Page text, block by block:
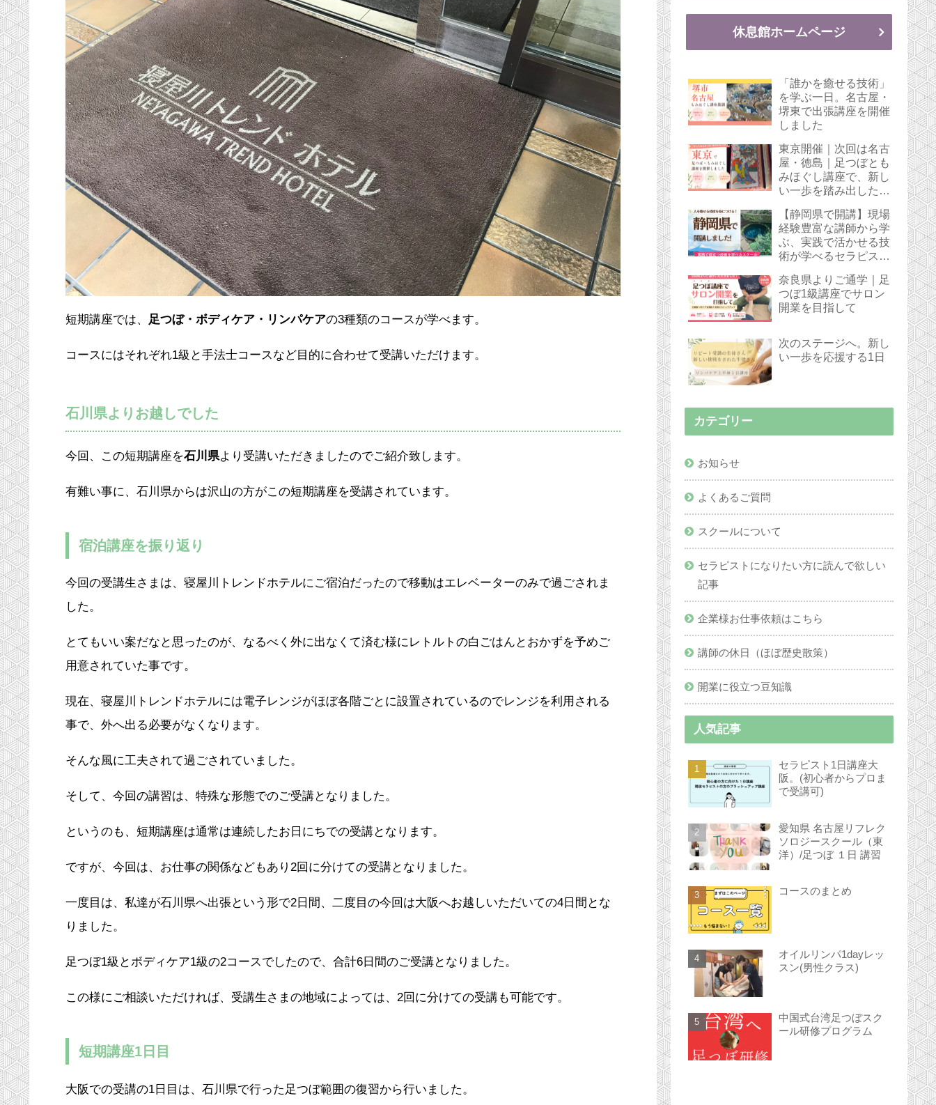
短期講座では、 足つぼ・ボディケア・リンパケアの3種類のコースが学べます。
コースにはそれぞれ1級と手法士コースなど目的に合わせて受講いただけます。
石川県よりお越しでした
今回、この短期講座を石川県より受講いただきましたのでご紹介致します。
有難い事に、石川県からは沢山の方がこの短期講座を受講されています。
宿泊講座を振り返り
今回の受講生さまは、寝屋川トレンドホテルにご宿泊だったので移動はエレベーターのみで過ごされま
した。
とてもいい案だなと思ったのが、なるべく外に出なくて済む様にレトルトの白ごはんとおかずを予めご
用意されていた事です。
現在、寝屋川トレンドホテルには電子レンジがほぼ各階ごとに設置されているのでレンジを利用される
事で、外へ出る必要がなくなります。
そんな風に工夫されて過ごされていました。
そして、今回の講習は、特殊な形態でのご受講となりました。
というのも、短期講座は通常は連続したお日にちでの受講となります。
ですが、今回は、お仕事の関係などもあり2回に分けての受講となりました。
一度目は、私達が石川県へ出張という形で2日間、二度目の今回は大阪へお越しいただいての4日間とな
りました。
足つぼ1級とボディケア1級の2コースでしたので、合計6日間のご受講となりました。
この様にご相談いただければ、受講生さまの地域によっては、2回に分けての受講も可能です。
短期講座1日目
大阪での受講の1日目は、石川県で行った足つぼ範囲の復習から行いました。
休息館ホームページ
「誰かを癒せる技術」
を学ぶ一日。名古屋・
堺東で出張講座を開催
しました
東京開催｜次回は名古
屋・徳島｜足つぼとも
みほぐし講座で、新し
い一歩を踏み出した受
【静岡県で開講】現場
経験豊富な講師から学
ぶ、実践で活かせる技
術が学べるセラピスト
奈良県よりご通学｜足
つぼ1級講座でサロン
開業を目指して
次のステージへ。新し
い一歩を応援する1日
カテゴリー
お知らせ
よくあるご質問
スクールについて
セラピストになりたい方に読んで欲しい
記事
企業様お仕事依頼はこちら
講師の休日（ほぼ歴史散策）
開業に役立つ豆知識
人気記事
セラピスト1日講座大
阪。(初心者からプロま
で受講可)
愛知県 名古屋リフレク
ソロジースクール（東
洋）/足つぼ １日 講習
コースのまとめ
オイルリンパ1dayレッ
スン(男性クラス)
中国式台湾足つぼスク
ール研修プログラム